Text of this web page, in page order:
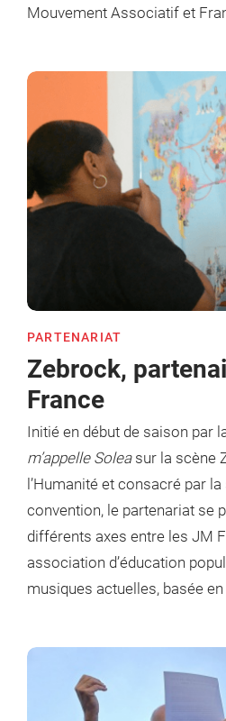
Mouvement Associatif et
PARTENARIAT
Zebrock,
France
Initié en début de saison par
m’appelle Solea sur la scène
l’Humanité et consacré par
convention, le partenariat se
différents axes entre les JM
association d’éducation
musiques actuelles, basée